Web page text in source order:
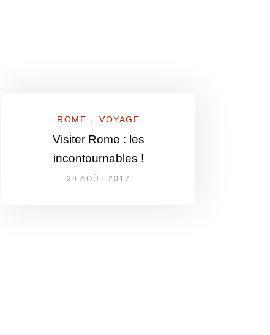
ROME / VOYAGE
Visiter Rome : les
incontournables !
29 AOÛT 2017